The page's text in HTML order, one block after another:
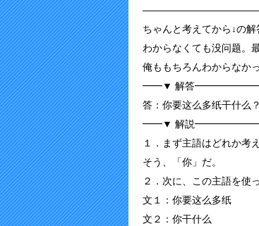
ちゃんと考えてから↓の解
わからなくても没问题。
俺ももちろんわからなかっ
━━▼ 解答
答：你要这么多纸干什么？
━━▼ 解説
１．まず主語はどれか考
そう、「你」だ。
２．次に、この主語を使
文１：你要这么多纸
文２：你干什么